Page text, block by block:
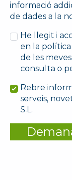
informació
de dades a la
He llegit i
en la
de les
consulta o
Rebre
serveis,
S.L.